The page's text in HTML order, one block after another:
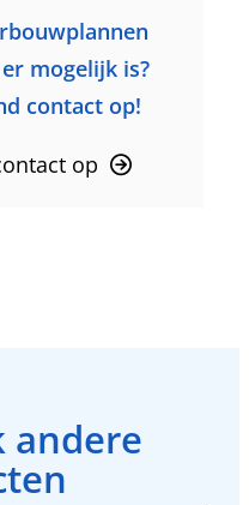
mogelijk is?
contact op!
op
andere